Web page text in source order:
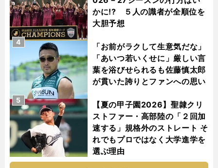
かに!? ５人の識者が全順位を
大胆予想
「お前がラクして生意気だな」
「あいつ若いくせに」厳しい言
葉を浴びせられるも佐藤慎太郎
が貫いた誇りとファンへの思い
4
【夏の甲子園2026】聖隷クリ
ストファー・高部陸の「２回加
速する」規格外のストレート そ
れでもプロではなく大学進学を
選ぶ理由
5